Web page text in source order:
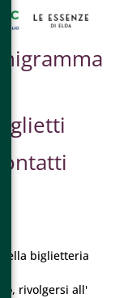
Biglietti
Contatti
biglietteria
rivolgersi all'